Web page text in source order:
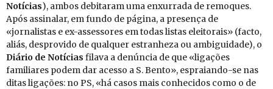
No­tí­cias), ambos debitaram uma enxurrada de remoques.
Após assinalar, em fundo de página, a presença de
«jornalistas e ex-assessores em todas listas eleitorais» (facto,
aliás, desprovido de qualquer estranheza ou ambiguidade), o
Diário de No­tí­cias filava a denúncia de que «ligações
familiares podem dar acesso a S. Bento», espraiando-se nas
ditas ligações: no PS, «há casos mais conhecidos como o de